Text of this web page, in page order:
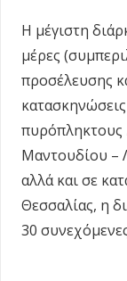
Η μέγιστη
μέρες
προσέλευσης
πυρόπληκτους
Μαντουδίου –
αλλά και σε
Θεσσαλίας, η
30